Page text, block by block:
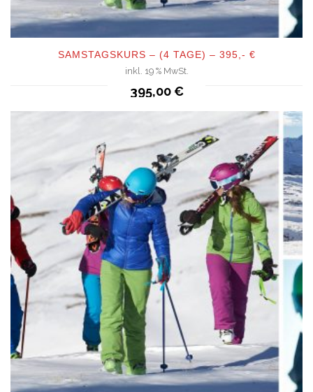
QUICKVIEW
SAMSTAGSKURS – (4 TAGE) – 395,- €
inkl. 19 % MwSt.
395,00€